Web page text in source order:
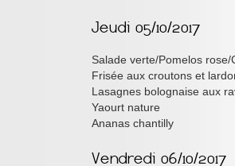
Salade verte/Pomelos
Frisée aux croutons et
Lasagnes bolognaise aux
Yaourt nature
Ananas chantilly